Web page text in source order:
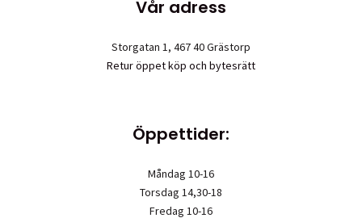
Vår adress
Storgatan 1, 467 40 Grästorp
Retur öppet köp och bytesrätt
Öppettider:
Måndag 10-16
Torsdag 14,30-18
Fredag 10-16